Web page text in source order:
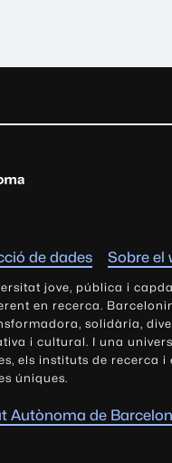
de dades Sobre el
jove, pública i
en recerca.
solidària,
i cultural. I una
els instituts de recerca
úniques.
Autònoma de